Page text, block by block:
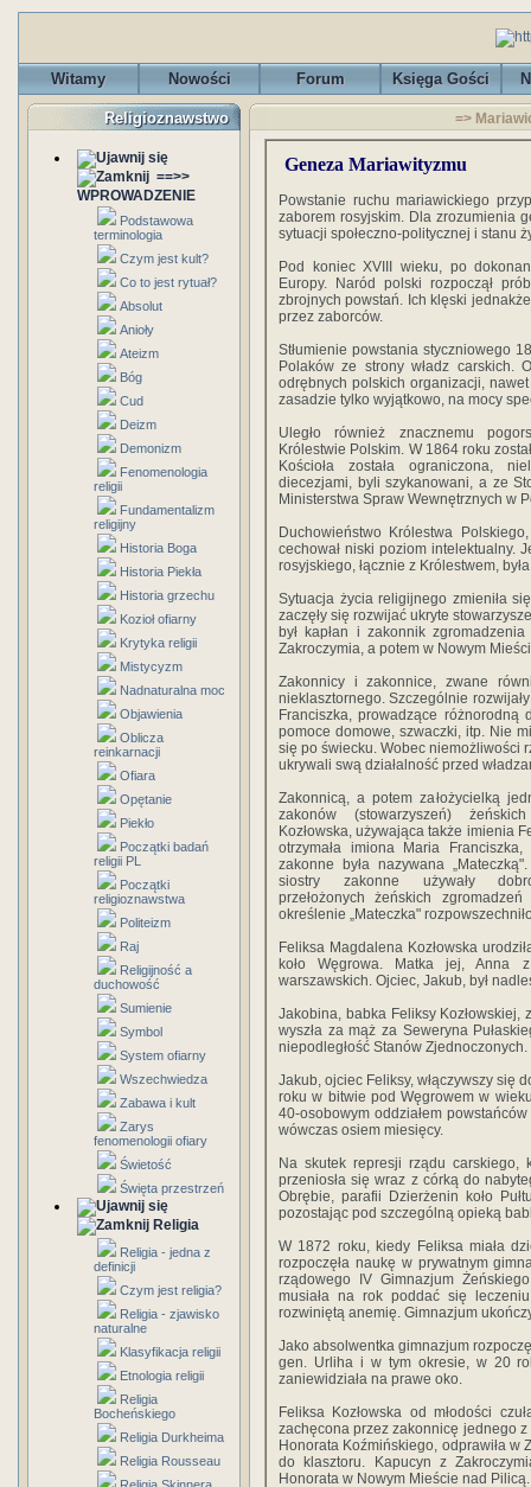
Witamy Nowości Forum Księga Gości
Religioznawstwo
==>>
WPROWADZENIE
Podstawowa
terminologia
Czym jest kult?
Co to jest rytuał?
Absolut
Anioły
Ateizm
Bóg
Cud
Deizm
Demonizm
Fenomenologia
religii
Fundamentalizm
religijny
Historia Boga
Historia Piekła
Historia grzechu
Kozioł ofiarny
Krytyka religii
Mistycyzm
Nadnaturalna moc
Objawienia
Oblicza
reinkarnacji
Ofiara
Opętanie
Piekło
Początki badań
religii PL
Początki
religioznawstwa
Politeizm
Raj
Religijność a
duchowość
Sumienie
Symbol
System ofiarny
Wszechwiedza
Zabawa i kult
Zarys
fenomenologii ofiary
Świetość
Święta przestrzeń
Religia
Religia - jedna z
definicji
Czym jest religia?
Religia - zjawisko
naturalne
Klasyfikacja religii
Etnologia religii
Religia
Bocheńskiego
Religia Durkheima
Religia Rousseau
=>
Geneza Mariawityzmu
Powstanie ruchu mariawickiego
zaborem rosyjskim. Dla zrozumienia
sytuacji społeczno-politycznej i stanu
Pod koniec XVIII wieku, po
Europy. Naród polski rozpoczął
zbrojnych powstań. Ich klęski
przez zaborców.
Stłumienie powstania styczniowego
Polaków ze strony władz carskich.
odrębnych polskich organizacji,
zasadzie tylko wyjątkowo, na mocy
Uległo również znacznemu
Królestwie Polskim. W 1864 roku
Kościoła została ograniczona,
diecezjami, byli szykanowani, a ze
Ministerstwa Spraw Wewnętrznych w
Duchowieństwo Królestwa
cechował niski poziom intelektualny.
rosyjskiego, łącznie z Królestwem,
Sytuacja życia religijnego zmieniła
zaczęły się rozwijać ukryte
był kapłan i zakonnik
Zakroczymia, a potem w Nowym
Zakonnicy i zakonnice, zwane
nieklasztornego. Szczególnie
Franciszka, prowadzące różnorodną
pomoce domowe, szwaczki, itp. Nie
się po świecku. Wobec niemożliwości
ukrywali swą działalność przed
Zakonnicą, a potem założycielką
zakonów (stowarzyszeń)
Kozłowska, używająca także imienia
otrzymała imiona Maria
zakonne była nazywana
siostry zakonne używały
przełożonych żeńskich
określenie „Mateczka"
Feliksa Magdalena Kozłowska
koło Węgrowa. Matka jej, Anna
warszawskich. Ojciec, Jakub, był
Jakobina, babka Feliksy Kozłowskiej,
wyszła za mąż za Seweryna
niepodległość Stanów Zjednoczonych.
Jakub, ojciec Feliksy, włączywszy się
roku w bitwie pod Węgrowem w
40-osobowym oddziałem
wówczas osiem miesięcy.
Na skutek represji rządu carskiego,
przeniosła się wraz z córką do
Obrębie, parafii Dzierżenin koło
pozostając pod szczególną opieką
W 1872 roku, kiedy Feliksa miała
rozpoczęła naukę w prywatnym
rządowego IV Gimnazjum
musiała na rok poddać się
rozwiniętą anemię. Gimnazjum
Jako absolwentka gimnazjum
gen. Urliha i w tym okresie, w 20
zaniewidziała na prawe oko.
Feliksa Kozłowska od młodości
zachęcona przez zakonnicę jednego
Honorata Koźmińskiego, odprawiła w
do klasztoru. Kapucyn z
Honorata w Nowym Mieście nad Pilicą.